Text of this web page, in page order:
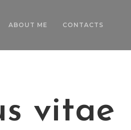
ABOUT ME CONTACTS
vitae